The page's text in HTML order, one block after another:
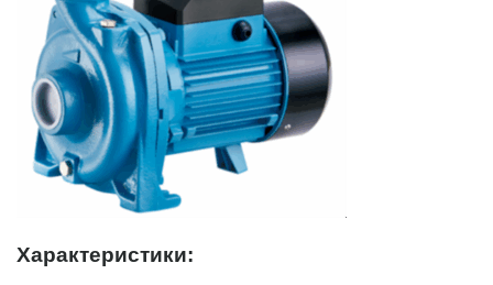
Характеристики: